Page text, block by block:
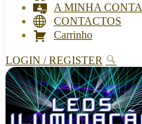
A MINHA CONTA
CONTACTOS
Carrinho
LOGIN / REGISTER